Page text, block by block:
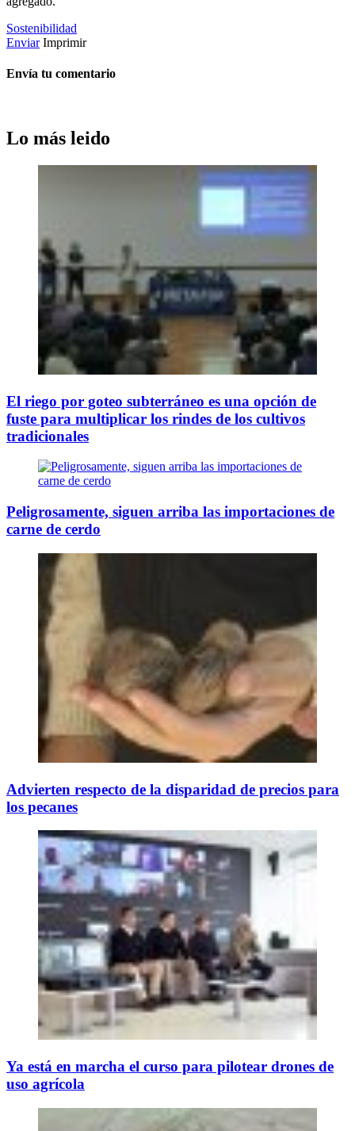
Sostenibilidad
Enviar Imprimir
Envía tu comentario
Lo más leido
El riego por goteo subterráneo es una opción de
fuste para multiplicar los rindes de los cultivos
tradicionales
Peligrosamente, siguen arriba las importaciones de
carne de cerdo
Advierten respecto de la disparidad de precios para
los pecanes
Ya está en marcha el curso para pilotear drones de
uso agrícola